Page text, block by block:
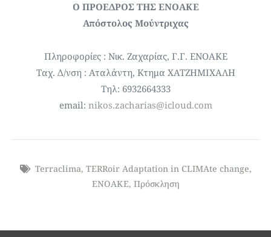
Ο ΠΡΟΕΔΡΟΣ ΤΗΣ ΕΝΟΑΚΕ
Απόστολος Μούντριχας
Πληροφορίες : Νικ. Ζαχαρίας, Γ.Γ. ΕΝΟΑΚΕ
Ταχ. Δ/νση : Αταλάντη, Κτημα ΧΑΤΖΗΜΙΧΑΛΗ
Τηλ: 6932664333
email: nikos.zacharias@icloud.com
Terraclima, TERRoir Adaptation in CLIMAte change,
ΕΝΟΑΚΕ, Πρόσκληση